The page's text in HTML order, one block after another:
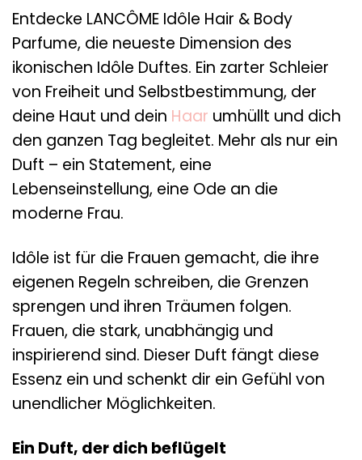
Entdecke LANCÔME Idôle Hair & Body
Parfume, die neueste Dimension des
ikonischen Idôle Duftes. Ein zarter Schleier
von Freiheit und Selbstbestimmung, der
deine Haut und dein Haar umhüllt und dich
den ganzen Tag begleitet. Mehr als nur ein
Duft – ein Statement, eine
Lebenseinstellung, eine Ode an die
moderne Frau.
Idôle ist für die Frauen gemacht, die ihre
eigenen Regeln schreiben, die Grenzen
sprengen und ihren Träumen folgen.
Frauen, die stark, unabhängig und
inspirierend sind. Dieser Duft fängt diese
Essenz ein und schenkt dir ein Gefühl von
unendlicher Möglichkeiten.
Ein Duft, der dich beflügelt